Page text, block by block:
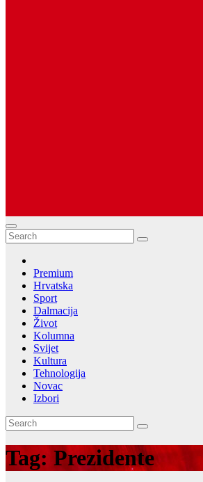
Dugopolje Portal
Najnovije vijesti Hrvatske, Dalmacije i Svijeta
Premium
Hrvatska
Sport
Dalmacija
Život
Kolumna
Svijet
Kultura
Tehnologija
Novac
Izbori
Tag: Prezidente